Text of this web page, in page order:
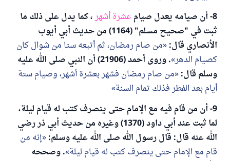
8- أن صيامه يعدل صيام
عشرة أشهر، كما يدل على ذلك ما
ثبت في "صحيح مسلم" (1164) من حديث أبي أيوب
الأنصاري قال: من صام رمضان، ثم أتبعه ستا من شوال كان
كصيام الدهر
. وروى أحمد (21906) أن النبي صلى الله عليه
وسلم قال: من صام رمضان فشهر بعشرة أشهر، وصيام ستة
أيام بعد الفطر فذلك تمام السنة
9- أن من قام فيه مع الإمام حتى ينصرف كتب له قيام ليلة،
لما ثبت عند أبي داود (1370) وغيره من حديث أبي ذر رضي
الله عنه قال: قال رسول الله صلى الله عليه وسلم: إنه من
قام مع الإمام حتى ينصرف كتب له قيام ليلة . وصححه